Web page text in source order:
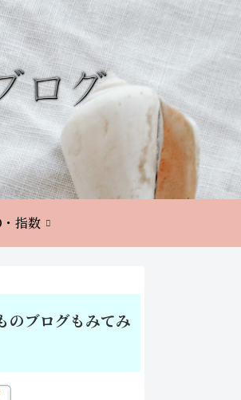
指数
のブログもみてみ